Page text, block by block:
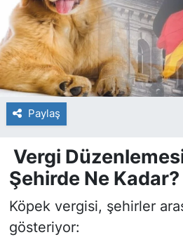
Paylaş
Vergi
Şehirde Ne Kadar?
Köpek vergisi, şehirler
gösteriyor: